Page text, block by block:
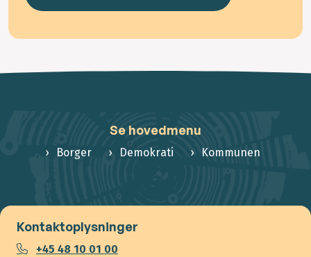
Se hovedmenu
Borger Demokrati Kommunen
Kontaktoplysninger
+45 48 10 01 00